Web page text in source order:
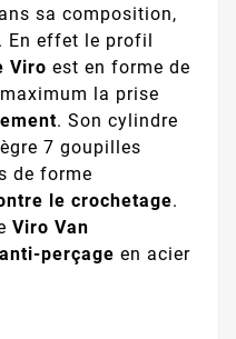
sa composition,
effet le profil
Viro est en forme de
la prise
. Son cylindre
7 goupilles
de forme
le crochetage.
Viro Van
perçage en acier